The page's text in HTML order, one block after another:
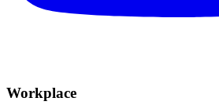
Workplace